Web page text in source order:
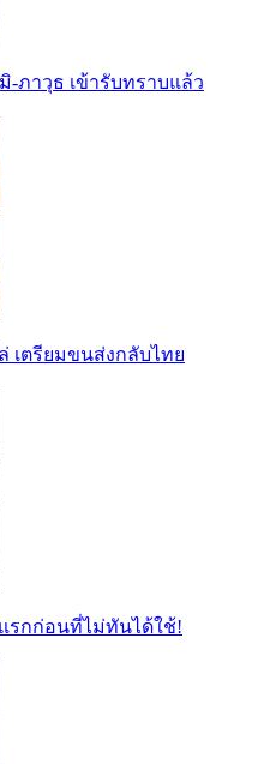
-ภาวุธ เข้ารับทราบแล้ว
เตรียมขนส่งกลับไทย
รกก่อนที่ไม่ทันได้ใช้!